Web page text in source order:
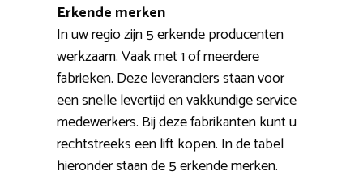
Erkende merken
In uw regio zijn 5 erkende producenten
werkzaam. Vaak met 1 of meerdere
fabrieken. Deze leveranciers staan voor
een snelle levertijd en vakkundige service
medewerkers. Bij deze fabrikanten kunt u
rechtstreeks een lift kopen. In de tabel
hieronder staan de 5 erkende merken.